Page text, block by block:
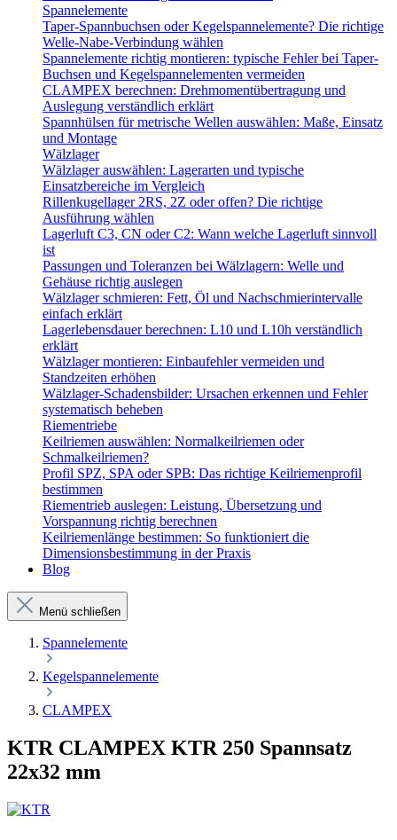
Spannelemente
Taper-Spannbuchsen oder Kegelspannelemente? Die richtige
Welle-Nabe-Verbindung wählen
Spannelemente richtig montieren: typische Fehler bei Taper-
Buchsen und Kegelspannelementen vermeiden
CLAMPEX berechnen: Drehmomentübertragung und
Auslegung verständlich erklärt
Spannhülsen für metrische Wellen auswählen: Maße, Einsatz
und Montage
Wälzlager
Wälzlager auswählen: Lagerarten und typische
Einsatzbereiche im Vergleich
Rillenkugellager 2RS, 2Z oder offen? Die richtige
Ausführung wählen
Lagerluft C3, CN oder C2: Wann welche Lagerluft sinnvoll
ist
Passungen und Toleranzen bei Wälzlagern: Welle und
Gehäuse richtig auslegen
Wälzlager schmieren: Fett, Öl und Nachschmierintervalle
einfach erklärt
Lagerlebensdauer berechnen: L10 und L10h verständlich
erklärt
Wälzlager montieren: Einbaufehler vermeiden und
Standzeiten erhöhen
Wälzlager-Schadensbilder: Ursachen erkennen und Fehler
systematisch beheben
Riementriebe
Keilriemen auswählen: Normalkeilriemen oder
Schmalkeilriemen?
Profil SPZ, SPA oder SPB: Das richtige Keilriemenprofil
bestimmen
Riementrieb auslegen: Leistung, Übersetzung und
Vorspannung richtig berechnen
Keilriemenlänge bestimmen: So funktioniert die
Dimensionsbestimmung in der Praxis
Blog
Menü schließen
Spannelemente
Kegelspannelemente
CLAMPEX
KTR CLAMPEX KTR 250 Spannsatz
22x32 mm